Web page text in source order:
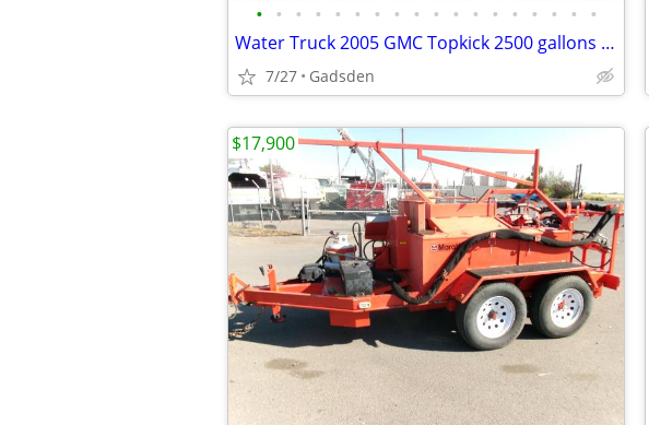
• • • • • • • • • • • • • • • • • •
Water Truck 2005 GMC Topkick 2500 gallons new steel tank!
7/27 Gadsden
$17,900